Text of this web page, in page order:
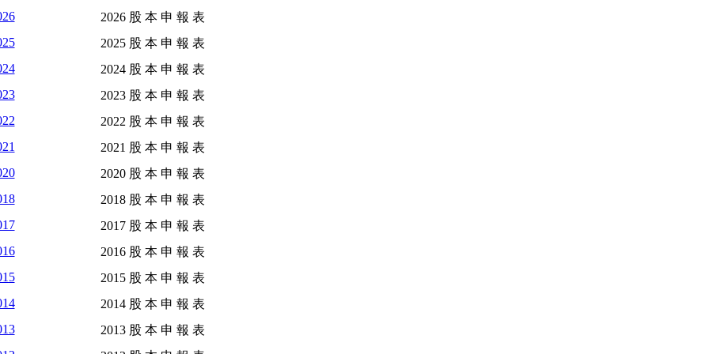
2026 股 本 申 報 表
2025 股 本 申 報 表
2024 股 本 申 報 表
2023 股 本 申 報 表
2022 股 本 申 報 表
2021 股 本 申 報 表
2020 股 本 申 報 表
2018 股 本 申 報 表
2017 股 本 申 報 表
2016 股 本 申 報 表
2015 股 本 申 報 表
2014 股 本 申 報 表
2013 股 本 申 報 表